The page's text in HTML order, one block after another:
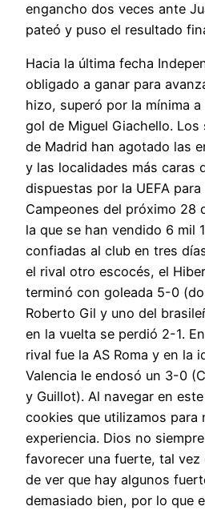
engancho dos veces ante
pateó y puso el resultado
Hacia la última fecha
obligado a ganar para
hizo, superó por la mínima
gol de Miguel Giachello.
de Madrid han agotado las
y las localidades más caras
dispuestas por la UEFA
Campeones del próximo 28
la que se han vendido 6 mil
confiadas al club en tres
el rival otro escocés, el
terminó con goleada 5-0
Roberto Gil y uno del
en la vuelta se perdió 2-1.
rival fue la AS Roma y en la
Valencia le endosó un 3-0
y Guillot). Al navegar en
cookies que utilizamos para
experiencia. Dios no
favorecer una fuerte, tal vez
de ver que hay algunos
demasiado bien, por lo que